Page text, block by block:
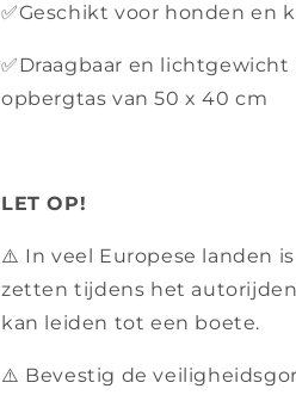
✅Geschikt voor honden en
✅Draagbaar en
opbergtas van 50 x 40 cm
LET OP!
⚠️ In veel Europese landen
zetten tijdens het
kan leiden tot een boete.
⚠️ Bevestig de